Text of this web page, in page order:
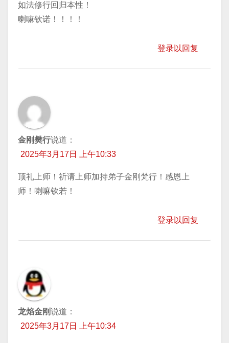
如法修行回归本性！
喇嘛钦诺！！！！
登录以回复
金刚樊行说道：
2025年3月17日 上午10:33
顶礼上师！祈请上师加持弟子金刚梵行！感恩上
师！喇嘛钦若！
登录以回复
龙焰金刚说道：
2025年3月17日 上午10:34